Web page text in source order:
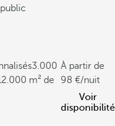
3.000
m² de
À partir de
98
/nuit
Voir
disponibilité